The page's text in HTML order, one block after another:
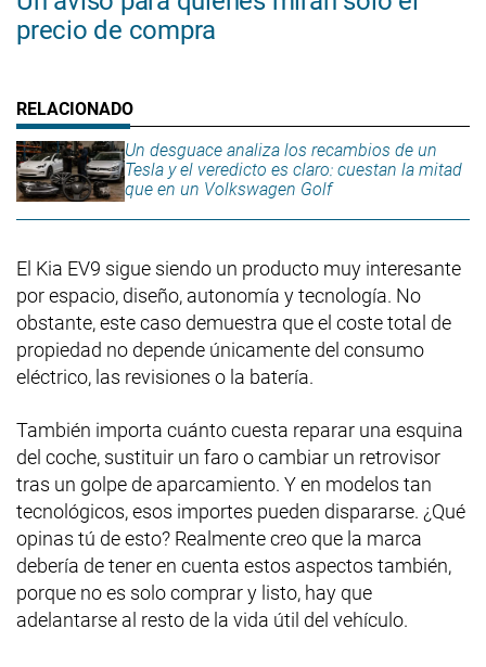
precio de compra
Un desguace analiza los recambios de un
Tesla y el veredicto es claro: cuestan la mitad
que en un Volkswagen Golf
El Kia EV9 sigue siendo un producto muy interesante
por espacio, diseño, autonomía y tecnología. No
obstante, este caso demuestra que el coste total de
propiedad no depende únicamente del consumo
eléctrico, las revisiones o la batería.
También importa cuánto cuesta reparar una esquina
del coche, sustituir un faro o cambiar un retrovisor
tras un golpe de aparcamiento. Y en modelos tan
tecnológicos, esos importes pueden dispararse. ¿Qué
opinas tú de esto? Realmente creo que la marca
debería de tener en cuenta estos aspectos también,
porque no es solo comprar y listo, hay que
adelantarse al resto de la vida útil del vehículo.